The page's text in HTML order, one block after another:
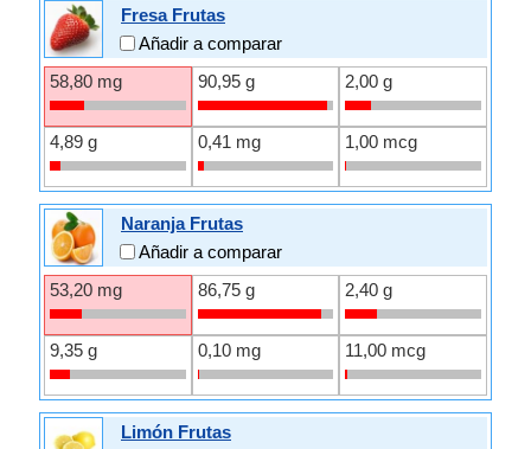
Fresa Frutas
Añadir a comparar
58,80 mg
90,95 g 2,00 g
4,89 g 0,41 mg 1,00 mcg
Naranja Frutas
Añadir a comparar
53,20 mg
86,75 g 2,40 g
9,35 g 0,10 mg 11,00 mcg
Limón Frutas